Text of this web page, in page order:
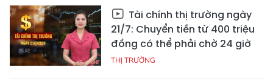
Tài chính thị trường ngày
21/7: Chuyển tiền từ 400 triệu
đồng có thể phải chờ 24 giờ
THỊ TRƯỜNG